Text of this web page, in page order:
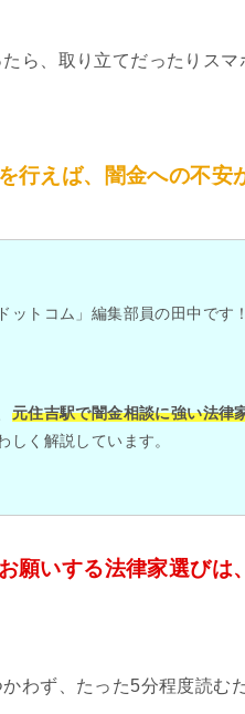
ら、取り立てだったりス
行えば、闇金への不安
ットコム」編集部員の田中です
元住吉駅で闇金相談に強い法律
しく解説しています。
願いする法律家選び
わず、たった5分程度読む